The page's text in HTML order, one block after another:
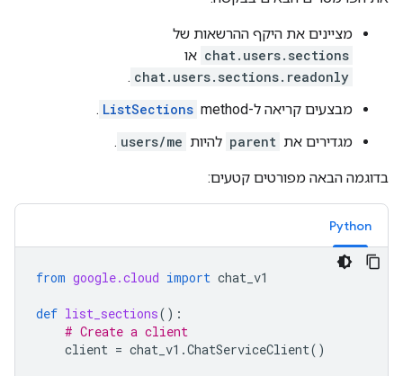
מציינים את היקף ההרשאות של
chat.users.sections או
chat.users.sections.readonly
.
מבצעים קריאה ל-method‏
ListSections
.
מגדירים את parent להיות users/me
.
בדוגמה הבאה מפורטים קטעים:
Python
from google.cloud import chat_v1
def list_sections():
# Create a client
client = chat_v1 .ChatServiceClient()